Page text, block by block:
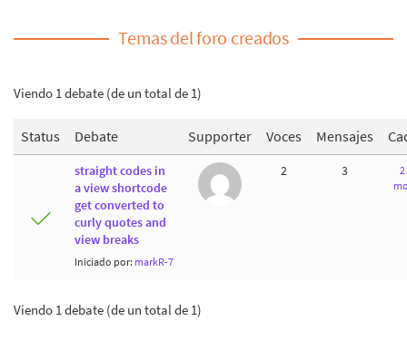
Temas del foro creados
Viendo 1 debate (de un total de 1)
Status Debate Supporter Voces Mensajes
straight codes in
a view shortcode
get converted to
curly quotes and
view breaks
Iniciado por: markR-7
2 3
2
Viendo 1 debate (de un total de 1)